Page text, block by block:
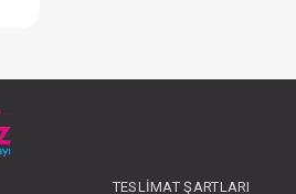
TESLIMAT ŞARTLARI